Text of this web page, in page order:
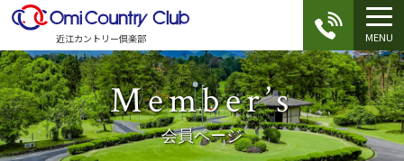
近江カントリー倶楽部 MENU
Member’s
会員ページ